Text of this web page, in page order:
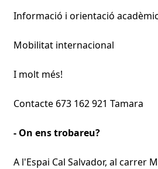
Informació i orientació
Mobilitat internacional
I molt més!
Contacte 673 162 921 Tamara
- On ens trobareu?
A l'Espai Cal Salvador, al carrer